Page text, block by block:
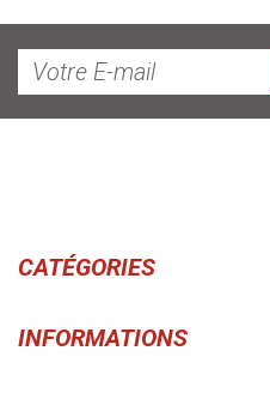
CATÉGORIES
INFORMATIONS